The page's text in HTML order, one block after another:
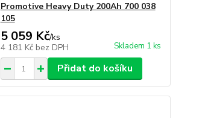
Promotive Heavy Duty 200Ah 700 038
105
5 059 Kč/ks
4 181 Kč bez DPH Skladem 1 ks
Přidat do košíku